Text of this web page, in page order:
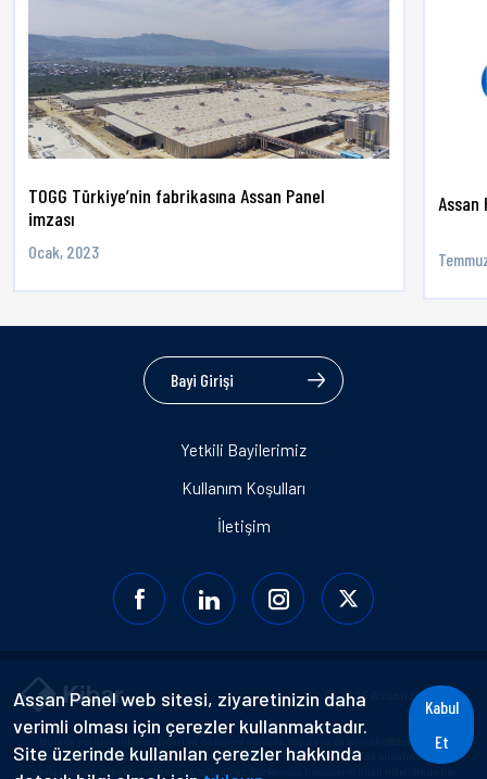
TOGG Türkiye’nin fabrikasına Assan Panel
imzası
Ocak, 2023
Assan
Bayi Girişi
Yetkili Bayilerimiz
Kullanım Koşulları
İletişim
© 2026 Assan Panel A.Ş.
“Burada yer alan bilgiler; ticari ya da kişisel amaçla, izinsiz ya da kaynak gösterilmeden
basılı, görsel, işitsel, dijital alanlar da dahil olmak üzere hiçbir alanda kullanılamaz,
Assan Panel web sitesi, ziyaretinizin daha
verimli olması için çerezler kullanmaktadır.
Site üzerinde kullanılan çerezler hakkında
Kabul
Et